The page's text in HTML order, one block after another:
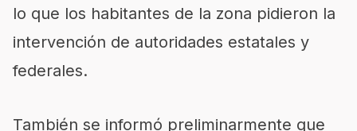
lo que los habitantes de la zona pidieron la
intervención de autoridades estatales y
federales.
También se informó preliminarmente que